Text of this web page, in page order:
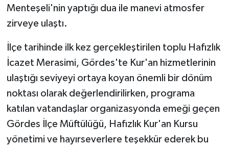
Menteşeli'nin yaptığı dua ile manevi atmosfer
zirveye ulaştı.
İlçe tarihinde ilk kez gerçekleştirilen toplu Hafızlık
İcazet Merasimi, Gördes'te Kur'an hizmetlerinin
ulaştığı seviyeyi ortaya koyan önemli bir dönüm
noktası olarak değerlendirilirken, programa
katılan vatandaşlar organizasyonda emeği geçen
Gördes İlçe Müftülüğü, Hafızlık Kur'an Kursu
yönetimi ve hayırseverlere teşekkür ederek bu